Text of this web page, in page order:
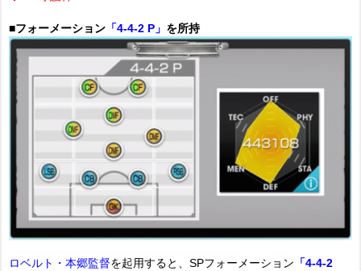
■フォーメーション「4-4-2 P」 を所持
ロベルト・本郷監督を起用すると、SPフォーメーション 「4-4-2